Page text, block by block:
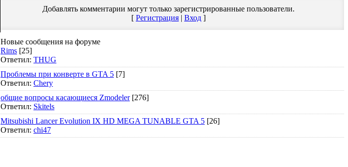
Добавлять комментарии могут только зарегистрированные пользователи.
[ Регистрация | Вход ]
Новые сообщения на форуме
Rims [25]
Ответил: THUG
Проблемы при конверте в GTA 5 [7]
Ответил: Chery
общие вопросы касающиеся Zmodeler[276]
Ответил: Skitels
Mitsubishi Lancer Evolution IX HD MEGA TUNABLE GTA 5 [26]
Ответил: chi47